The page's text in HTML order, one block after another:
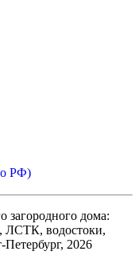
РФ)
загородного дома:
ЛСТК, водостоки,
Петербург, 2026